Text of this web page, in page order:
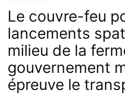
Le couvre-feu
lancements
milieu de la
gouvernement
épreuve le